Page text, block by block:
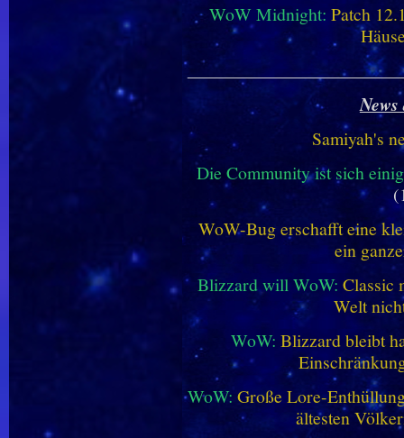
WoW Midnight: Patch
Samiyah's
Die Community ist sich
WoW-Bug erschafft eine
ein
Blizzard will WoW: Classic
Welt
WoW: Blizzard bleibt
WoW:Große Lore-
ältesten